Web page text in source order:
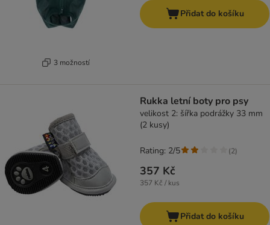
3 možností
Přidat do košíku
Rukka letní boty pro psy
velikost 2: šířka podrážky 33 mm
(2 kusy)
357 Kč
357 Kč / kus
Rating: 2/5 (2)
Přidat do košíku